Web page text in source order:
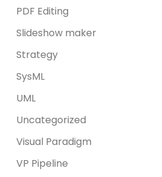
PDF Editing
Slideshow maker
Strategy
SysML
UML
Uncategorized
Visual Paradigm
VP Pipeline